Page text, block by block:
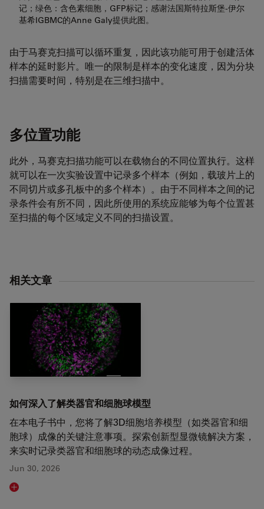
记；绿色：含色素细胞，GFP标记；感谢法国斯特拉斯堡-伊尔
基希IGBMC的Anne Galy提供此图。
由于马赛克扫描可以循环重复，因此该功能可用于创建活体
样本的延时影片。唯一的限制是样本的变化速度，因为分块
扫描需要时间，特别是在三维扫描中。
多位置功能
此外，马赛克扫描功能可以在载物台的不同位置执行。这样
就可以在一次实验设置中记录多个样本（例如，载玻片上的
不同切片或多孔板中的多个样本）。由于不同样本之间的记
录条件会有所不同，因此所使用的系统应能够为每个位置甚
至扫描的每个区域定义不同的扫描设置。
相关文章
如何深入了解类器官和细胞球模型
在本电子书中，您将了解3D细胞培养模型（如类器官和细
胞球）成像的关键注意事项。探索创新型显微镜解决方案，
来实时记录类器官和细胞球的动态成像过程。
Jun 30, 2026
Read article